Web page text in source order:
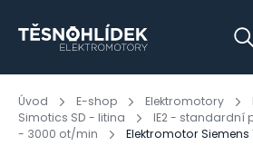
Úvod E-shop Elektromotory
Simotics SD - litina
IE2 - standardní
- 3000 ot/min
Elektromotor Siemens